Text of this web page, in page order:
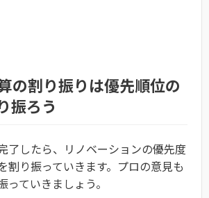
の割り振りは優先順位の
振ろう
了したら、リノベーションの優先度
割り振っていきます。プロの意見も
ていきましょう。